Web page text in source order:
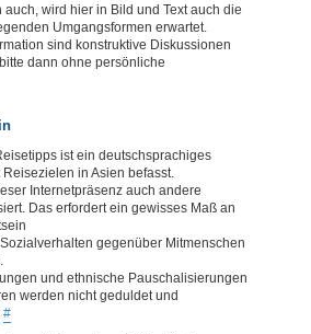
wird hier in Bild und Text auch die
Umgangsformen erwartet.
sind konstruktive Diskussionen
dann ohne persönliche
ist ein deutschsprachiges
Reisezielen in Asien befasst.
Internetpräsenz auch andere
Das erfordert ein gewisses Maß an
gegenüber Mitmenschen
und ethnische Pauschalisierungen
werden nicht geduldet und
#